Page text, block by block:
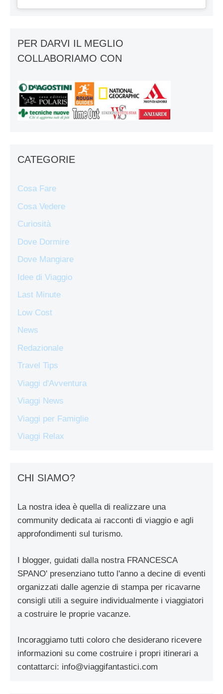
PER DARVI IL MEGLIO
COLLABORIAMO CON
CATEGORIE
Cosa Fare
Cosa Vedere
Curiosità
Dove Dormire
Dove Mangiare
Idee di Viaggio
Last Minute
Low Cost
News
Redazionale
Travel Tips
Viaggi d'Avventura
Viaggi News
Viaggi per Famiglie
Viaggi Relax
CHI SIAMO?
La nostra idea è quella di realizzare una
community dedicata ai racconti di viaggio e agli
approfondimenti sul turismo.
I blogger, guidati dalla nostra FRANCESCA
SPANO' presenziano tutto l'anno a decine di eventi
organizzati dalle agenzie di stampa per ricavarne
consigli utili a seguire individualmente i viaggiatori
a costruire le proprie vacanze.
Incoraggiamo tutti coloro che desiderano ricevere
informazioni su come costruire i propri itinerari a
contattarci: info@viaggifantastici.com